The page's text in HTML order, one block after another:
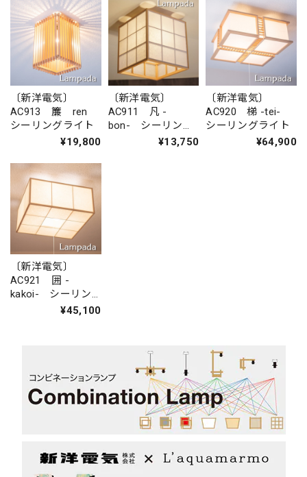
〔新洋電気〕
AC913 簾 ren
シーリングライト
¥19,800
〔新洋電気〕
AC911 凡 -
bon- シーリング
ライト ≪在庫限り
¥13,750
〔新洋電気〕
AC920 梯 -tei-
シーリングライト
¥64,900
〔新洋電気〕
AC921 囲 -
kakoi- シーリン
¥45,100